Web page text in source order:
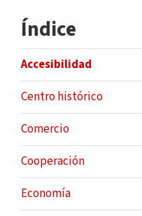
Índice
Accesibilidad
Centro histórico
Comercio
Cooperación
Economía